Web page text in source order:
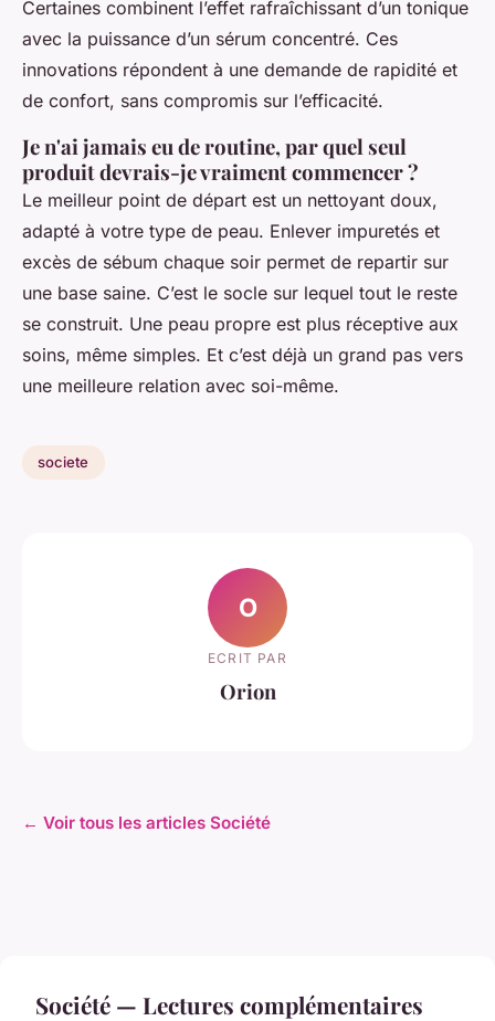
Certaines combinent l’effet rafraîchissant d’un tonique
avec la puissance d’un sérum concentré. Ces
innovations répondent à une demande de rapidité et
de confort, sans compromis sur l’efficacité.
Je n'ai jamais eu de routine, par quel seul
produit devrais-je vraiment commencer ?
Le meilleur point de départ est un nettoyant doux,
adapté à votre type de peau. Enlever impuretés et
excès de sébum chaque soir permet de repartir sur
une base saine. C’est le socle sur lequel tout le reste
se construit. Une peau propre est plus réceptive aux
soins, même simples. Et c’est déjà un grand pas vers
une meilleure relation avec soi-même.
societe
O
ECRIT PAR
Orion
← Voir tous les articles Société
Société — Lectures complémentaires